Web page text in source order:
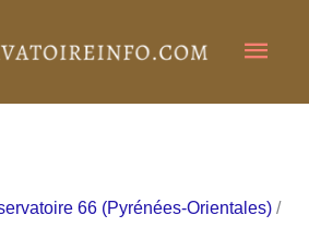
66 (Pyrénées-Orientales) /